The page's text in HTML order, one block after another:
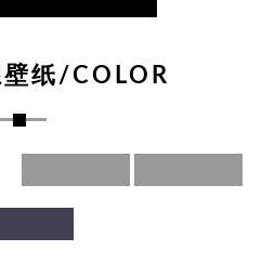
纸/COLOR